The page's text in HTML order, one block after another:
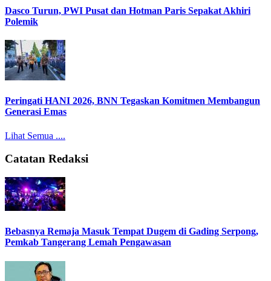
Dasco Turun, PWI Pusat dan Hotman Paris Sepakat Akhiri
Polemik
Peringati HANI 2026, BNN Tegaskan Komitmen Membangun
Generasi Emas
Lihat Semua ....
Catatan Redaksi
Bebasnya Remaja Masuk Tempat Dugem di Gading Serpong,
Pemkab Tangerang Lemah Pengawasan